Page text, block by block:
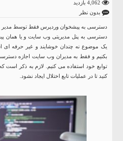
بدون نظر
دسترسی به پیشخوان وردپرس فقط توسط مدیر
دسترسی به پنل مدیریتی وب سایت و یا همان
یک موضوع نه چندان خوشایند و غیر حرفه ای
توابع خود استفاده می کنیم. لازم به ذکر است که
کنید تا در عملیات تابع اختلال ایجاد نشود.